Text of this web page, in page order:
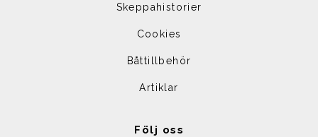
Skeppahistorier
Cookies
Båttillbehör
Artiklar
Följ oss